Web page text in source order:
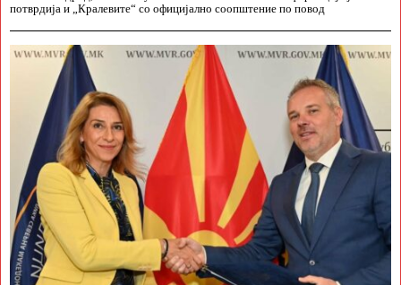
потврдија и „Кралевите“ со официјално соопштение по повод